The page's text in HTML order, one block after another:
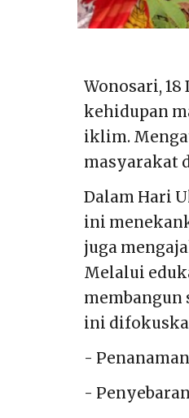
Wonosari,
kehidupan
iklim.
masyarakat
Dalam Hari
ini
juga
Melalui
membangun
ini
-
-